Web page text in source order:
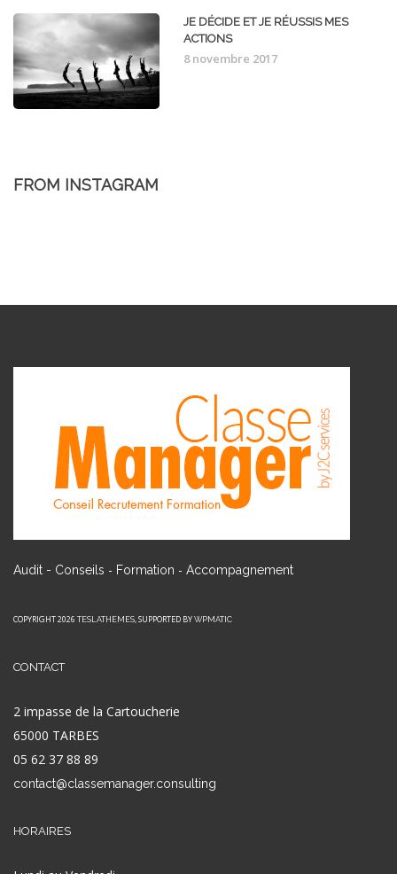
JE DÉCIDE ET JE RÉUSSIS MES
ACTIONS
8 novembre 2017
FROM INSTAGRAM
Audit - Conseils - Formation - Accompagnement
COPYRIGHT 2026 TESLATHEMES, SUPPORTED BY WPMATIC
CONTACT
2 impasse de la Cartoucherie
65000 TARBES
05 62 37 88 89
contact@classemanager.consulting
HORAIRES